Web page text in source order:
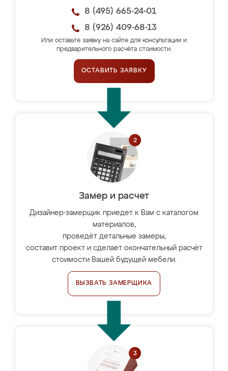
8 (495) 665-24-01
8 (926) 409-68-13
Или оставьте заявку на сайте для консультации и
предварительного расчёта стоимости.
ОСТАВИТЬ ЗАЯВКУ
Замер и расчет
Дизайнер-замерщик приедет к Вам с каталогом
материалов,
проведёт детальные замеры,
составит проект и сделает окончательный расчёт
стоимости Вашей будущей мебели.
ВЫЗВАТЬ ЗАМЕРЩИКА